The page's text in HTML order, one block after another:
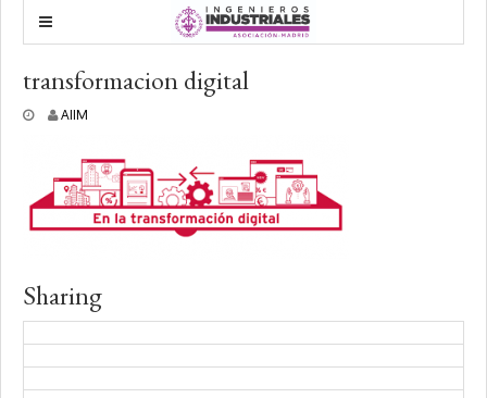
transformacion digital
r
e
2
0
AIIM
Sharing